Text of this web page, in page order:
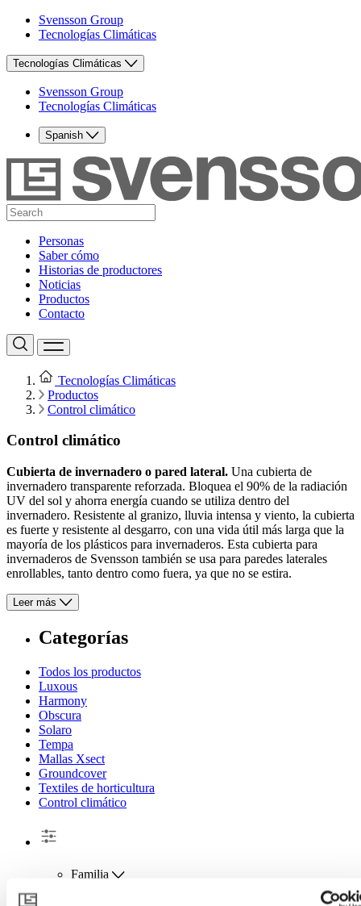
Svensson Group
Tecnologías Climáticas
Tecnologías Climáticas
Svensson Group
Tecnologías Climáticas
Spanish
Personas
Saber cómo
Historias de productores
Noticias
Productos
Contacto
Tecnologías Climáticas
Productos
Control climático
Control climático
Cubierta de invernadero o pared lateral. Una cubierta de
invernadero transparente reforzada. Bloquea el 90% de la radiación
UV del sol y ahorra energía cuando se utiliza dentro del
invernadero. Resistente al granizo, lluvia intensa y viento, la cubierta
es fuerte y resistente al desgarro, con una vida útil más larga que la
mayoría de los plásticos para invernaderos. Esta cubierta para
invernaderos de Svensson también se usa para paredes laterales
enrollables, tanto dentro como fuera, ya que no se estira.
Leer más
Categorías
Todos los productos
Luxous
Harmony
Obscura
Solaro
Tempa
Mallas Xsect
Groundcover
Textiles de horticultura
Control climático
Familia